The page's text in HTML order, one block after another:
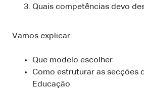
Quais competências devo
Vamos explicar:
Que modelo escolher
Como estruturar as secções
Educação